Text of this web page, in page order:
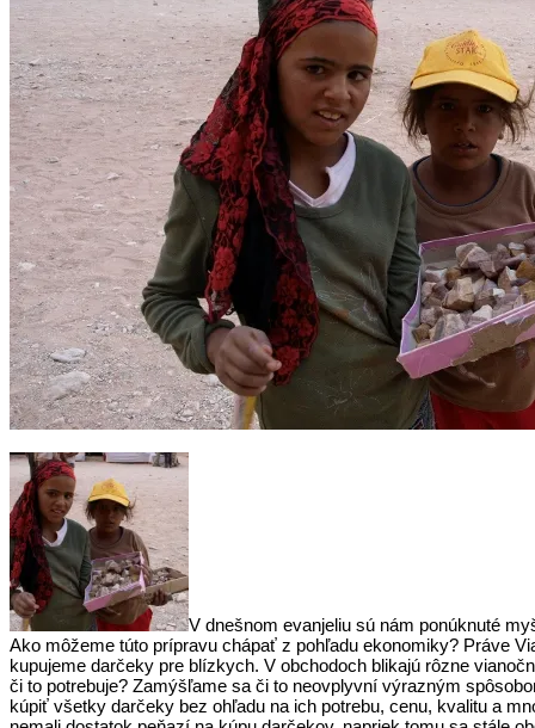
V dnešnom evanjeliu sú nám ponúknuté
Ako môžeme túto prípravu chápať z pohľadu ekonomiky? Práve
kupujeme darčeky pre blízkych. V obchodoch blikajú rôzne
či to potrebuje? Zamýšľame sa či to neovplyvní výrazným
kúpiť všetky darčeky bez ohľadu na ich potrebu, cenu, kvalitu a